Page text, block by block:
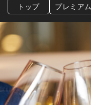
トップ プレミアム